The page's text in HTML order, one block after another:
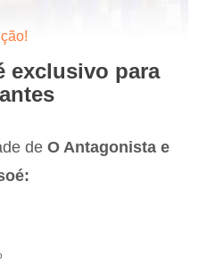
exclusivo para
de O Antagonista e